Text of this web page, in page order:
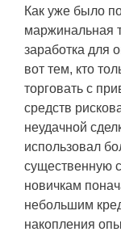
Как уже было
маржинальная
заработка для
вот тем, кто
торговать с
средств
неудачной
использовал
существенную
новичкам
небольшим
накопления